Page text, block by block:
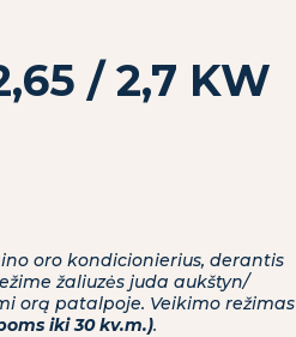
/ 2,7 KW
oro kondicionierius, derantis
žaliuzės juda aukštyn/
orą patalpoje. Veikimo režimas
iki 30 kv.m.).